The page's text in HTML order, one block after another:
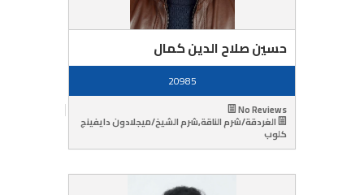
حسين صلاح الدين كمال
20985
No Reviews
الغردقة/شرم الناقة,شرم الشيخ/ميجلادون دايفينج
كلوب